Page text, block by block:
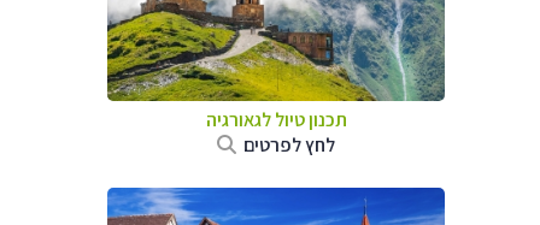
תכנון טיול לגאורגיה
לחץ לפרטים